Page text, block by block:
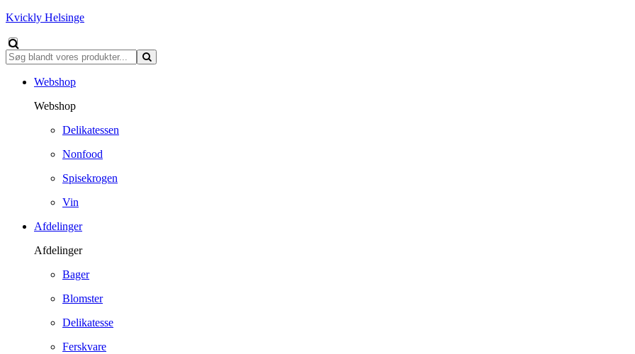
Kvickly Helsinge
Webshop
Webshop
Delikatessen
Nonfood
Spisekrogen
Vin
Afdelinger
Afdelinger
Bager
Blomster
Delikatesse
Ferskvare